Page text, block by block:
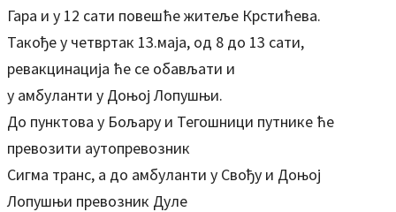
Гара и у 12 сати повешће житеље Крстићева.
Такође у четвртак 13.маја, од 8 до 13 сати,
ревакцинација ће се обављати и
у амбуланти у Доњој Лопушњи.
До пунктова у Бољару и Тегошници путнике ће
превозити аутопревозник
Сигма транс, а до амбуланти у Свођу и Доњој
Лопушњи превозник Дуле